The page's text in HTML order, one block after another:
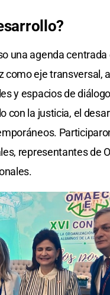
una agenda centrada
como eje transversal,
y espacios de
con la justicia, el
representantes de